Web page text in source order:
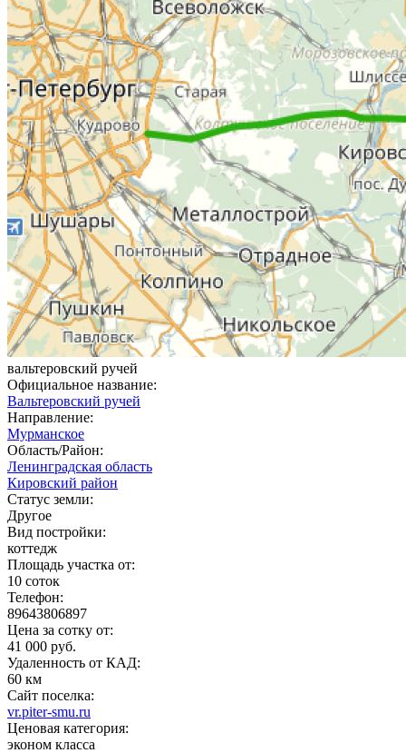
вальтеровский ручей
Официальное название:
Вальтеровский ручей
Направление:
Мурманское
Область/Район:
Ленинградская область
Кировский район
Статус земли:
Другое
Вид постройки:
коттедж
Площадь участка от:
10 соток
Телефон:
89643806897
Цена за сотку от:
41 000 руб.
Удаленность от КАД:
60 км
Сайт поселка:
vr.piter-smu.ru
Ценовая категория:
эконом класса